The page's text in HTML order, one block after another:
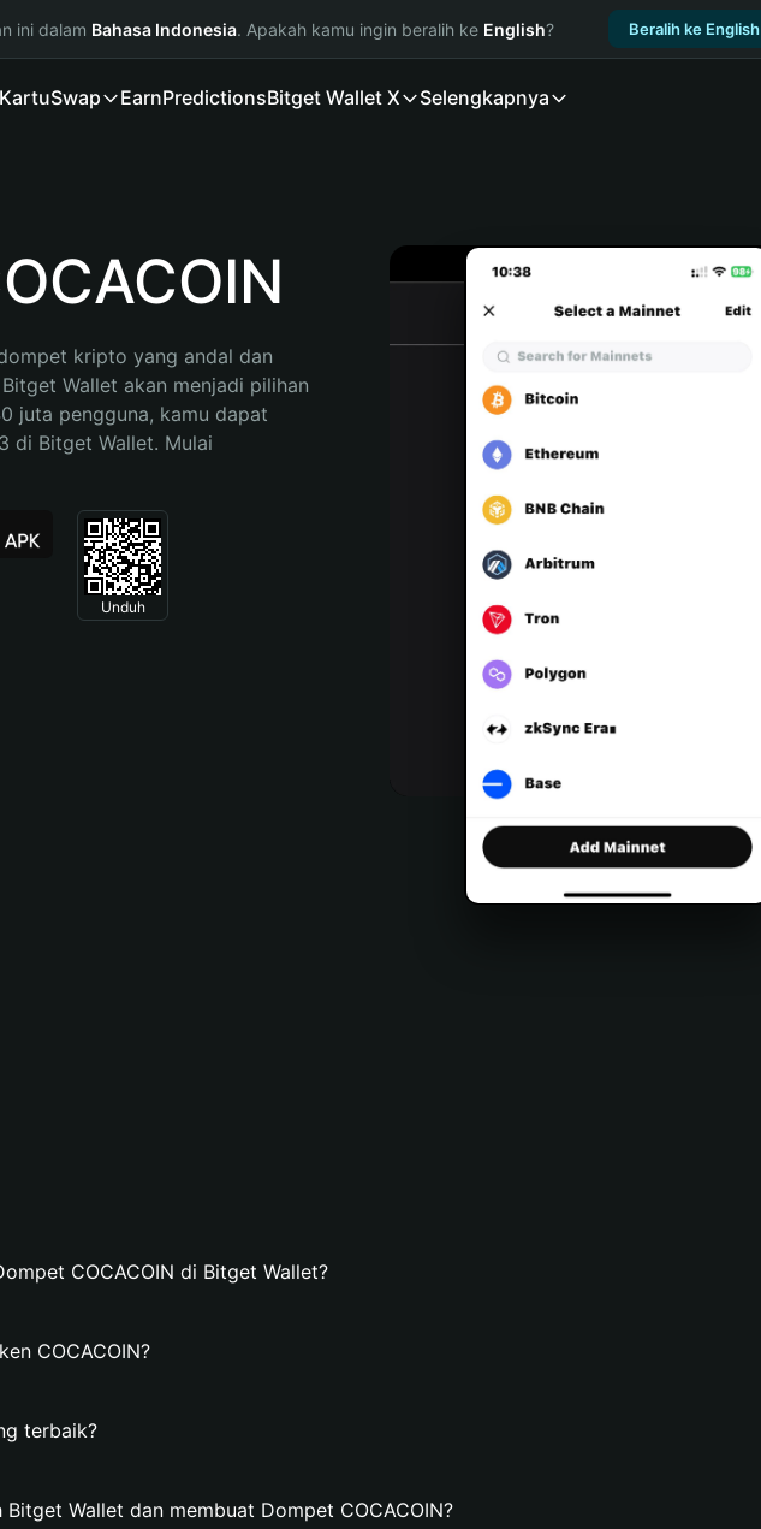
ini dalam Bahasa Indonesia. Apakah kamu ingin beralih ke English? Beralih ke English
KartuSwap EarnPredictionsBitget Wallet X Selengkapnya
kripto yang andal dan
Wallet akan menjadi pilihan
juta pengguna, kamu dapat
di Bitget Wallet. Mulai
Unduh
COCACOIN di Bitget Wallet?
COCACOIN?
terbaik?
Bitget Wallet dan membuat Dompet COCACOIN?